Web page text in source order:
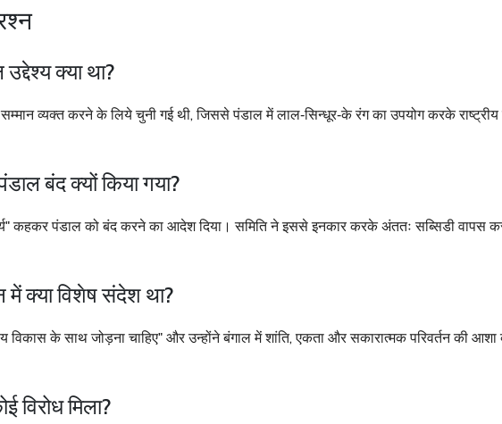
क्या था?
व्यक्त करने के लिये चुनी गई थी, जिससे पंडाल में लाल‑सिन्धूर‑के रंग का उपयोग करके
बंद क्यों किया गया?
कहकर पंडाल को बंद करने का आदेश दिया। समिति ने इससे इनकार करके अंततः सब्सिडी वापस
क्या विशेष संदेश था?
विकास के साथ जोड़ना चाहिए" और उन्होंने बंगाल में शांति, एकता और सकारात्मक परिवर्तन की आशा
विरोध मिला?